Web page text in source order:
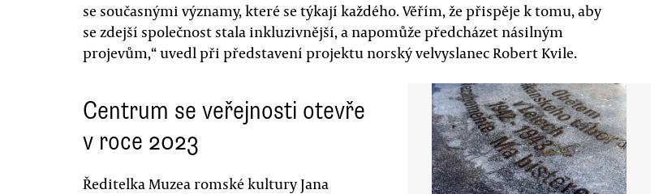
se současnými významy, které se týkají každého. Věřím, že přispěje k tomu, aby
se zdejší společnost stala inkluzivnější, a napomůže předcházet násilným
projevům,“ uvedl při představení projektu norský velvyslanec Robert Kvile.
Centrum se veřejnosti otevře
v roce 2023
Ředitelka Muzea romské kultury Jana